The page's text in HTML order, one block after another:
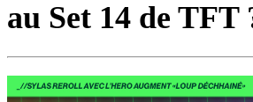
au Set 14 de TFT